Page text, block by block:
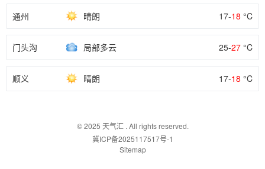
通州 晴朗 17-18 °C
门头沟 局部多云 25-27 °C
顺义 晴朗 17-18 °C
© 2025 天气汇. All rights reserved.
冀ICP备2025117517号-1
Sitemap